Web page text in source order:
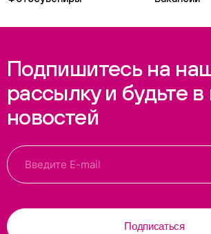
Подпишитесь на
рассылку и будьте в
новостей
Подписаться